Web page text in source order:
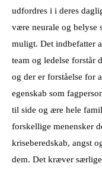
udfordres i i deres
være neurale og belyse
muligt. Det indbefatter
team og ledelse forstår
og der er forståelse for
egenskab som
til side og ære hele
forskellige menensker
kriseberedskab, angst
dem. Det kræver